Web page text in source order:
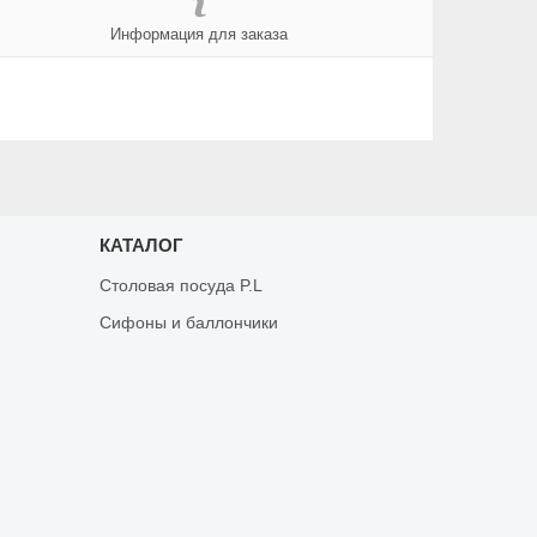
Информация для заказа
КАТАЛОГ
Столовая посуда P.L
Сифоны и баллончики